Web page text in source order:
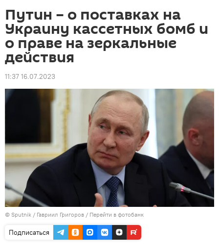
Путин – о поставках на
Украину кассетных бомб и
о праве на зеркальные
действия
11:37 16.07.2023
© Sputnik / Гавриил Григоров / Перейти в фотобанк
Подписаться